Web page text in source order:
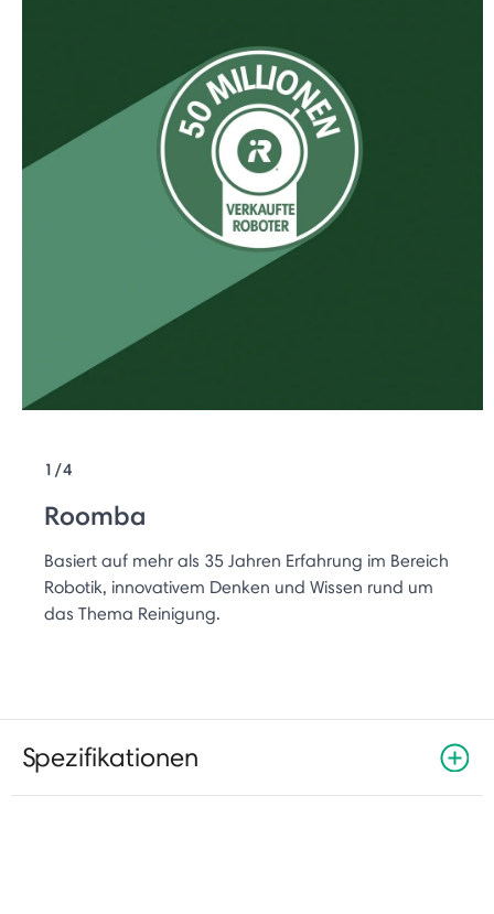
1/4
Roomba
Basiert auf mehr als 35 Jahren Erfahrung im Bereich
Robotik, innovativem Denken und Wissen rund um
das Thema Reinigung.
Spezifikationen